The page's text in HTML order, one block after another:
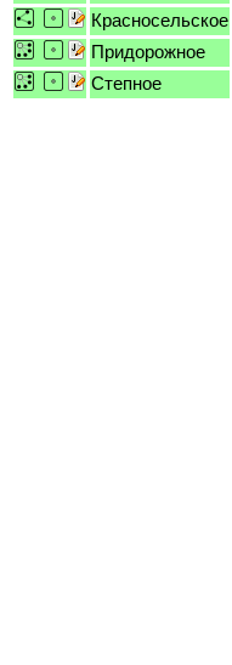
Красносельское
Придорожное
Степное